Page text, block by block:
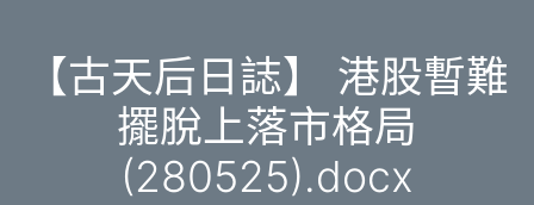
【古天后日誌】 港股暫難
擺脫上落市格局
(280525).docx